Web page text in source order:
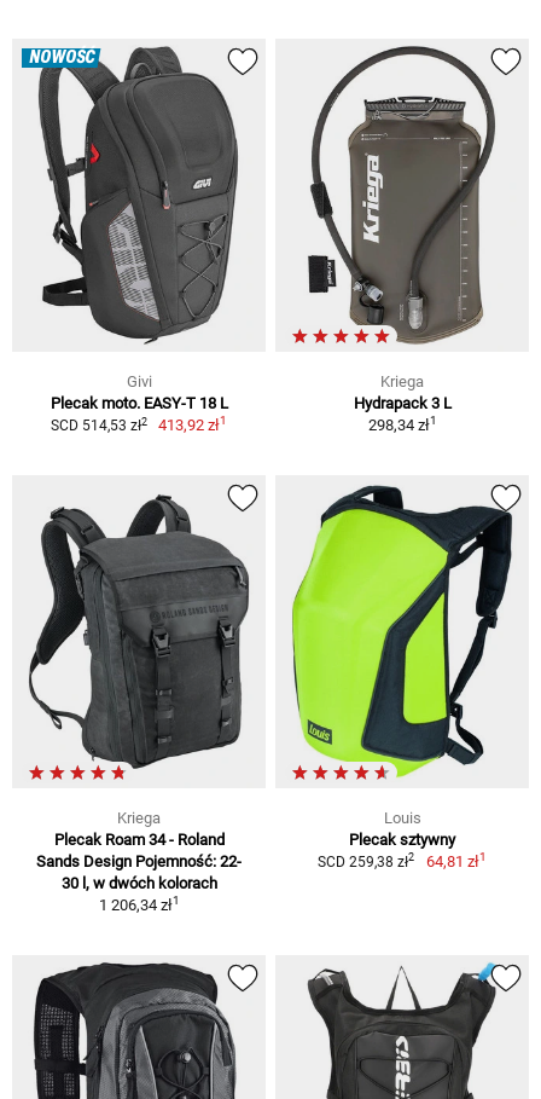
NOWOŚĆ
Givi
Plecak moto. EASY-T 18 L
SCD 514,53 zł2 413,92 zł1
Kriega
Hydrapack 3 L
298,34 zł1
Kriega
Plecak Roam 34 - Roland
Sands Design Pojemność: 22-
30 l, w dwóch kolorach
1 206,34 zł1
Louis
Plecak sztywny
SCD 259,38 zł2 64,81 zł1